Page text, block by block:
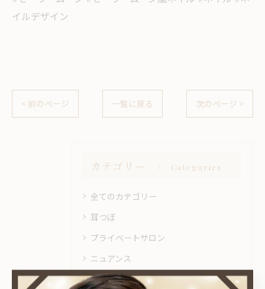
イルデザイン
< 前のページ 一覧に戻る 次のページ >
カテゴリー Categories
全てのカテゴリー
耳つぼ
プライベートサロン
ニュアンス
オフィス